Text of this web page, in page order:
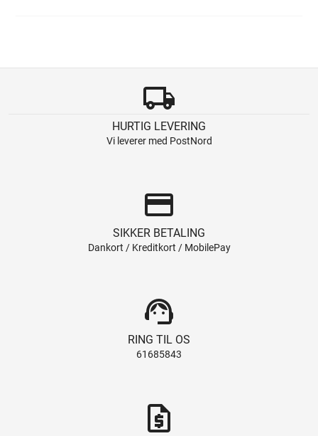
local_shipping
HURTIG LEVERING
Vi leverer med PostNord
credit_card
SIKKER BETALING
Dankort / Kreditkort / MobilePay
support_agent
RING TIL OS
61685843
request_quote